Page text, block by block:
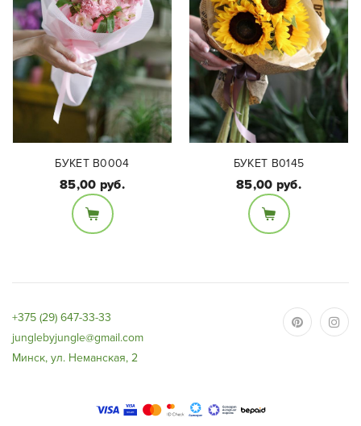
Состав букета:
альстромерия
БУКЕТ B0004
85,00 руб.
БУКЕТ В0145
85,00 руб.
+375 (29) 647-33-33
junglebyjungle@gmail.com
Минск, ул. Неманская, 2